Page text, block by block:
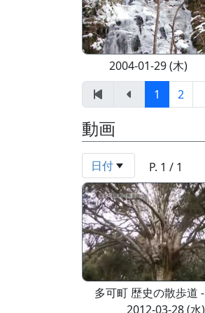
2004-01-29 (木)
1
2
動画
日付 P. 1 / 1
多可町 歴史の散歩道
2012-03-28 (水)